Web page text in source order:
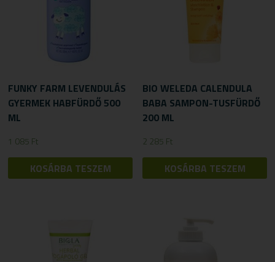
FUNKY FARM LEVENDULÁS
GYERMEK HABFÜRDŐ 500
ML
1 085 Ft
KOSÁRBA TESZEM
BIO WELEDA CALENDULA
BABA SAMPON-TUSFÜRDŐ
200 ML
2 285 Ft
KOSÁRBA TESZEM